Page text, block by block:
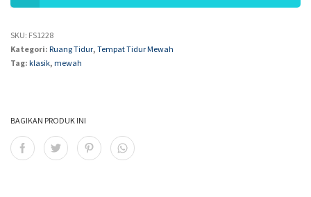
SKU: FS1228
Kategori: Ruang Tidur, Tempat Tidur Mewah
Tag: klasik, mewah
BAGIKAN PRODUK INI